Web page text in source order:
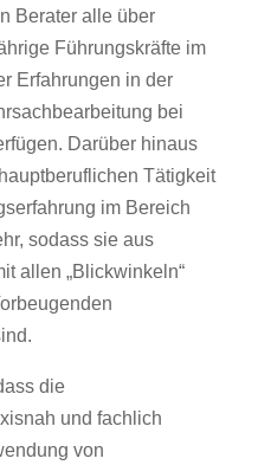
Berater alle über
Führungskräfte im
Erfahrungen in der
sachbearbeitung bei
Darüber hinaus
Tätigkeit
im Bereich
sodass sie aus
allen „Blickwinkeln“
die
und fachlich
von